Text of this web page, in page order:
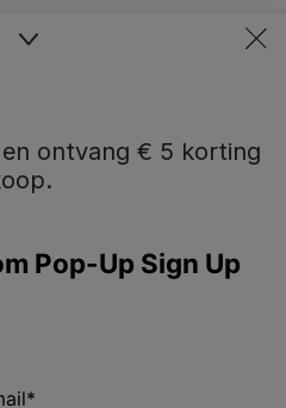
ontvang € 5 korting